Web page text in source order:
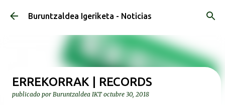
Ir al contenido principal
Buruntzaldea Igeriketa - Noticias
ERREKORRAK | RECORDS
publicado por Buruntzaldea IKT octubre 30, 2018